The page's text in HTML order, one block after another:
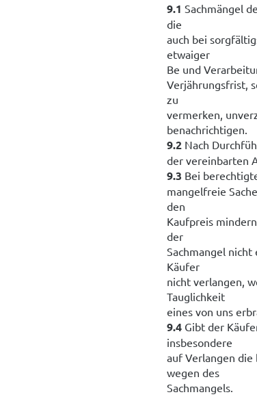
9.1 Sachmängel
die
auch bei
etwaiger
Be und
Verjährungsfrist,
zu
vermerken,
benachrichtigen.
9.2 Nach
der vereinbarten
9.3 Bei
mangelfreie
den
Kaufpreis
der
Sachmangel
Käufer
nicht verlangen,
Tauglichkeit
eines von uns
9.4 Gibt der
insbesondere
auf Verlangen
wegen des
Sachmangels.